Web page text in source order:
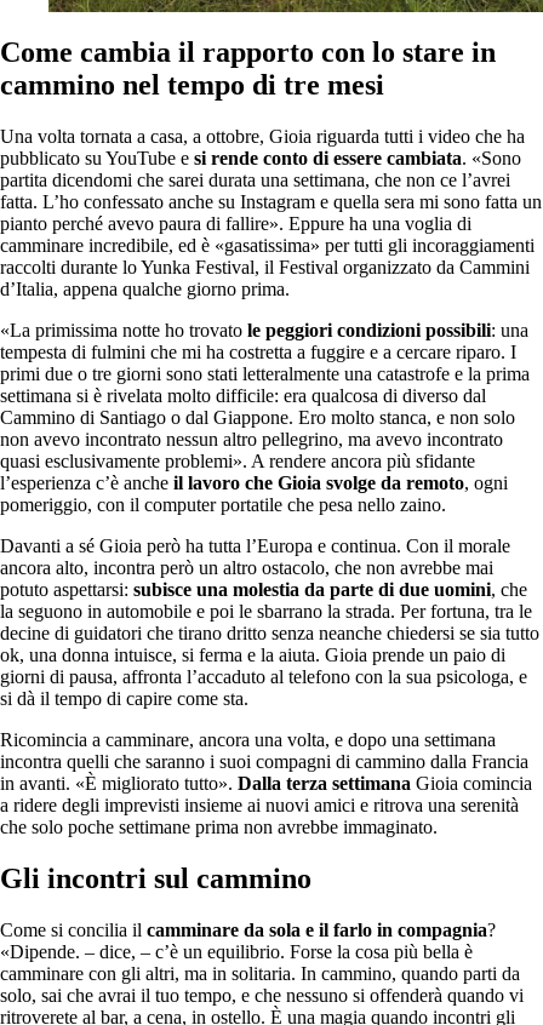
Come cambia il rapporto con lo stare in
cammino nel tempo di tre mesi
Una volta tornata a casa, a ottobre, Gioia riguarda tutti i video che ha
pubblicato su YouTube e si rende conto di essere cambiata. «Sono
partita dicendomi che sarei durata una settimana, che non ce l’avrei
fatta. L’ho confessato anche su Instagram e quella sera mi sono fatta un
pianto perché avevo paura di fallire». Eppure ha una voglia di
camminare incredibile, ed è «gasatissima» per tutti gli incoraggiamenti
raccolti durante lo Yunka Festival, il Festival organizzato da Cammini
d’Italia, appena qualche giorno prima.
«La primissima notte ho trovato le peggiori condizioni possibili: una
tempesta di fulmini che mi ha costretta a fuggire e a cercare riparo. I
primi due o tre giorni sono stati letteralmente una catastrofe e la prima
settimana si è rivelata molto difficile: era qualcosa di diverso dal
Cammino di Santiago o dal Giappone. Ero molto stanca, e non solo
non avevo incontrato nessun altro pellegrino, ma avevo incontrato
quasi esclusivamente problemi». A rendere ancora più sfidante
l’esperienza c’è anche il lavoro che Gioia svolge da remoto, ogni
pomeriggio, con il computer portatile che pesa nello zaino.
Davanti a sé Gioia però ha tutta l’Europa e continua. Con il morale
ancora alto, incontra però un altro ostacolo, che non avrebbe mai
potuto aspettarsi: subisce una molestia da parte di due uomini, che
la seguono in automobile e poi le sbarrano la strada. Per fortuna, tra le
decine di guidatori che tirano dritto senza neanche chiedersi se sia tutto
ok, una donna intuisce, si ferma e la aiuta. Gioia prende un paio di
giorni di pausa, affronta l’accaduto al telefono con la sua psicologa, e
si dà il tempo di capire come sta.
Ricomincia a camminare, ancora una volta, e dopo una settimana
incontra quelli che saranno i suoi compagni di cammino dalla Francia
in avanti. «È migliorato tutto». Dalla terza settimana Gioia comincia
a ridere degli imprevisti insieme ai nuovi amici e ritrova una serenità
che solo poche settimane prima non avrebbe immaginato.
Gli incontri sul cammino
Come si concilia il camminare da sola e il farlo in compagnia?
«Dipende. – dice, – c’è un equilibrio. Forse la cosa più bella è
camminare con gli altri, ma in solitaria. In cammino, quando parti da
solo, sai che avrai il tuo tempo, e che nessuno si offenderà quando vi
ritroverete al bar, a cena, in ostello. È una magia quando incontri gli